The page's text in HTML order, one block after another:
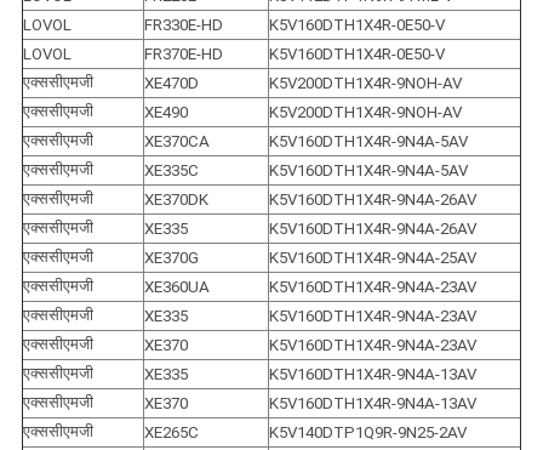
LOVOL
FR330E-HD
K5V160DTH1X4R-0E50-V
LOVOL
FR370E-HD
K5V160DTH1X4R-0E50-V
एक्ससीएमजी
XE470D
K5V200DTH1X4R-9NOH-AV
एक्ससीएमजी
XE490
K5V200DTH1X4R-9NOH-AV
एक्ससीएमजी
XE370CA
K5V160DTH1X4R-9N4A-5AV
एक्ससीएमजी
XE335C
K5V160DTH1X4R-9N4A-5AV
एक्ससीएमजी
XE370DK
K5V160DTH1X4R-9N4A-26AV
एक्ससीएमजी
XE335
K5V160DTH1X4R-9N4A-26AV
एक्ससीएमजी
XE370G
K5V160DTH1X4R-9N4A-25AV
एक्ससीएमजी
XE360UA
K5V160DTH1X4R-9N4A-23AV
एक्ससीएमजी
XE335
K5V160DTH1X4R-9N4A-23AV
एक्ससीएमजी
XE370
K5V160DTH1X4R-9N4A-23AV
एक्ससीएमजी
XE335
K5V160DTH1X4R-9N4A-13AV
एक्ससीएमजी
XE370
K5V160DTH1X4R-9N4A-13AV
एक्ससीएमजी
XE265C
K5V140DTP1Q9R-9N25-2AV